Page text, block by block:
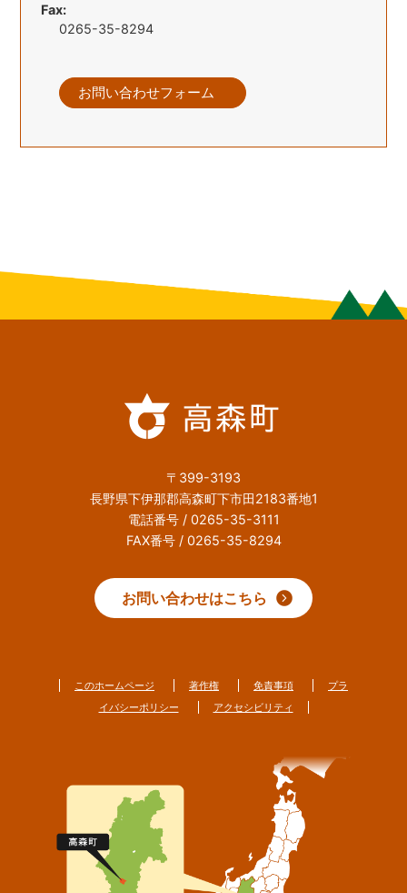
Fax:
0265-35-8294
お問い合わせフォーム
〒399-3193
長野県下伊那郡高森町下市田2183番地1
電話番号 / 0265-35-3111
FAX番号 / 0265-35-8294
お問い合わせはこちら
このホームページ 著作権 免責事項
プラ
イバシーポリシー
アクセシビリティ